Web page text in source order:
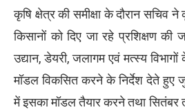
कृषि क्षेत्र की समीक्षा के दौरान सचिव
किसानों को दिए जा रहे प्रशिक्षण की
उद्यान, डेयरी, जलागम एवं मत्स्य
मॉडल विकसित करने के निर्देश देते हुए
में इसका मॉडल तैयार करने तथा